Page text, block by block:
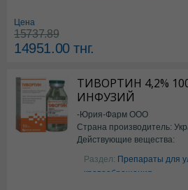
Цена
15737.89
14951.00тнг.
ТИВОРТИН 4,2%
ИНФУЗИЙ
-Юрия-Фарм ООО
Страна производитель:
Действующие вещества:
Аргинин
Раздел: Препараты для
кровообращения